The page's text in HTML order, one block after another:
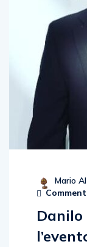
Mario
Danilo